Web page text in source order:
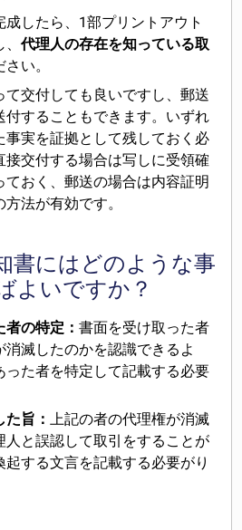
したら、1部プリントアウト
、代理人の存在を知っている取
い。
交付しても良いですし、郵送
付することもできます。いずれ
事実を証拠として残しておく必
交付する場合は写しに受領確
おく、郵送の場合は内容証明
法が有効です。
書にはどのような事
よいですか？
者の特定：書面を受け取った者
消滅したのかを認識できるよ
った者を特定して記載する必要
た旨：上記の者の代理権が消滅
人と誤認して取引をすることが
起する文言を記載する必要がり